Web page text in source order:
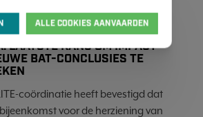
STM-VERGADERING IN
LAATSTE KANS OM IMPACT
BAT-CONCLUSIES TE
coördinatie heeft bevestigd dat
voor de herziening van
ALLE COOKIES AANVAARDEN